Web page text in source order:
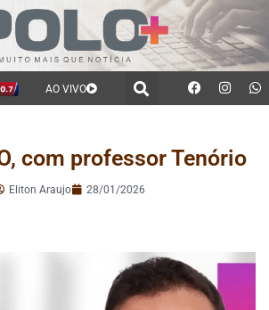
AO VIVO
com professor Tenório
Eliton Araujo 28/01/2026